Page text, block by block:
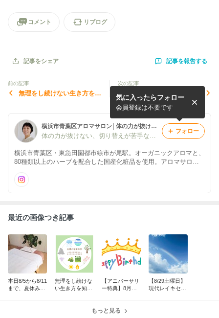
コメント リブログ
記事をシェア 記事を報告する
前の記事
無理をし続けない生き方を知
次の記事
【アニバーサリー特典】8月
はお誕生月が7・8・9月の
方、ぜひご利用ください☆
横浜市青葉区アロマサロン│体の力が抜けない大人女性がほどける場所
横浜市青葉区・東急田園都市線市が尾駅。オーガニックアロマと、
80種類以上のハーブを配合した国産化粧品を使用。アロマサロン
リ、背中の張り、睡眠を整えるアロマサロンです。
気に入ったらフォロー
会員登録は不要です
フォロー
最近の画像つき記事
本日8/5から8/11
まで、夏休みを
無理をし続けな
い生き方を知る
【アニバーサリ
ー特典】8月は
ひご利用くださ
【8/29土曜日】
現代レイキセミ
もっと見る